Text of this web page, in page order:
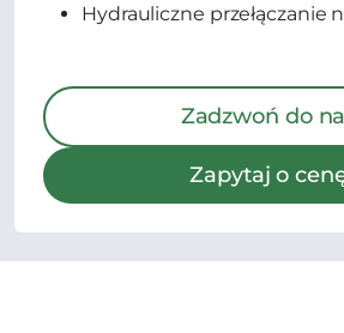
Hydrauliczne przełączanie
Zadzwoń do
Zapytaj o